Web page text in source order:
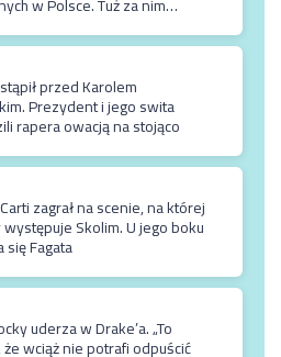
przed Karolem
Prezydent i jego swita
rapera owacją na stojąco
zagrał na scenie, na której
występuje Skolim. U jego boku
się Fagata
uderza w Drake’a. „To
wciąż nie potrafi odpuścić